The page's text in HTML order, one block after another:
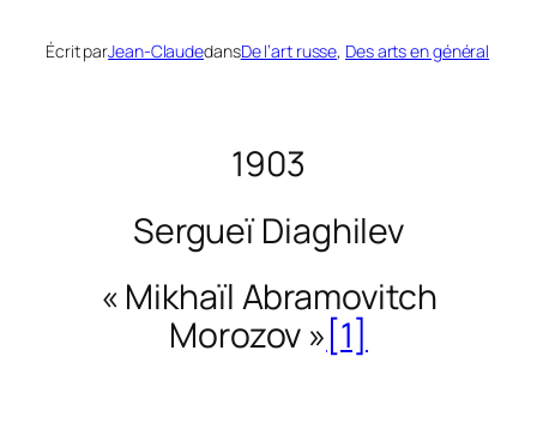
Écrit parJean-ClaudedansDe l’art russe, Des arts en général
1903
Sergueï Diaghilev
« Mikhaïl Abramovitch
Morozov » [1]